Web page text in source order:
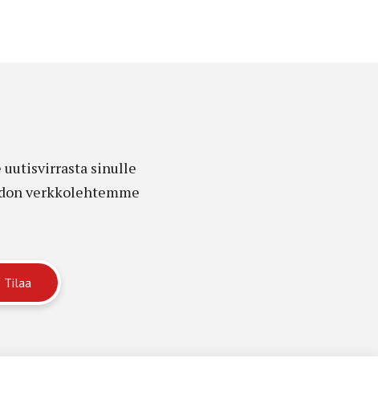
uutisvirrasta sinulle
verkkolehtemme